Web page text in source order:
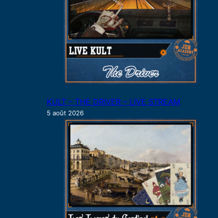
KULT – THE DRIVER – LIVE STREAM
5 août 2026